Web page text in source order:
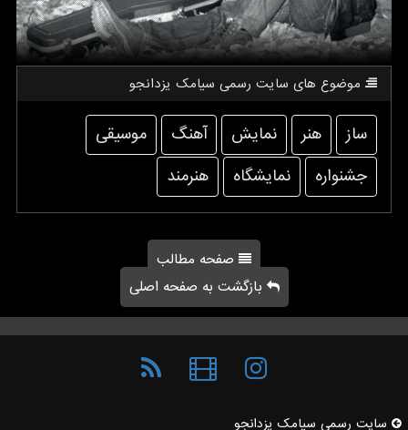
موضوع های سایت رسمی سیامك یزدانجو
ساز هنر نمایش آهنگ
موسیقی
جشنواره
نمایشگاه هنرمند
صفحه مطالب
بازگشت به صفحه اصلی
سایت رسمی سیامك یزدانجو